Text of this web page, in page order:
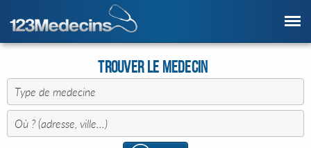
Trouver le Medecin